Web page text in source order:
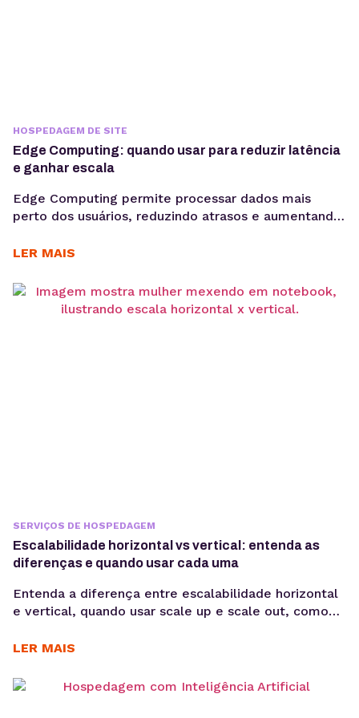
HOSPEDAGEM DE SITE
Edge Computing: quando usar para reduzir latência
e ganhar escala
Edge Computing permite processar dados mais
perto dos usuários, reduzindo atrasos e aumentando
funciona, quais são seus benefícios e quando adotar
Aplicações modernas precisam responder cada vez
mais rápido. Seja em plataformas SaaS, e-
LER MAIS
SERVIÇOS DE HOSPEDAGEM
Escalabilidade horizontal vs vertical: entenda as
diferenças e quando usar cada uma
Entenda a diferença entre escalabilidade horizontal
e vertical, quando usar scale up e scale out, como
faz mais sentido para sua aplicação. Quando uma
nem sempre resolve problemas de performance. Em
LER MAIS